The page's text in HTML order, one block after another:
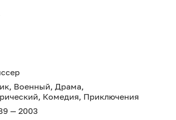
, Военный, Драма,
, Комедия, Приключения
— 2003